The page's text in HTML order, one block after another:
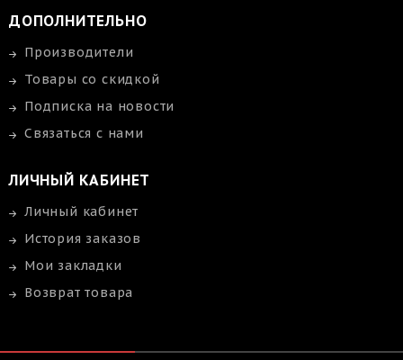
ДОПОЛНИТЕЛЬНО
Производители
Товары со скидкой
Подписка на новости
Связаться с нами
ЛИЧНЫЙ КАБИНЕТ
Личный кабинет
История заказов
Мои закладки
Возврат товара